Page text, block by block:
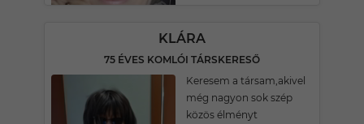
KLÁRA
75 ÉVES KOMLÓI TÁRSKERESŐ
Keresem a társam,akivel
még nagyon sok szép
közös élményt